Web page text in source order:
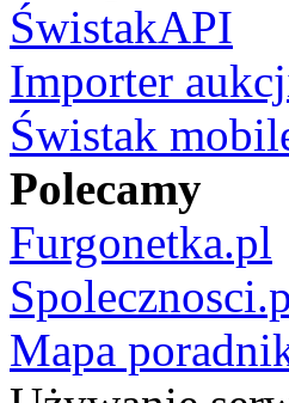
ŚwistakAPI
Importer
Świstak
Polecamy
Furgonetka.pl
Mapa